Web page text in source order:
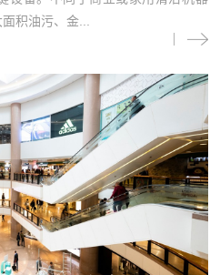
积油污、金...